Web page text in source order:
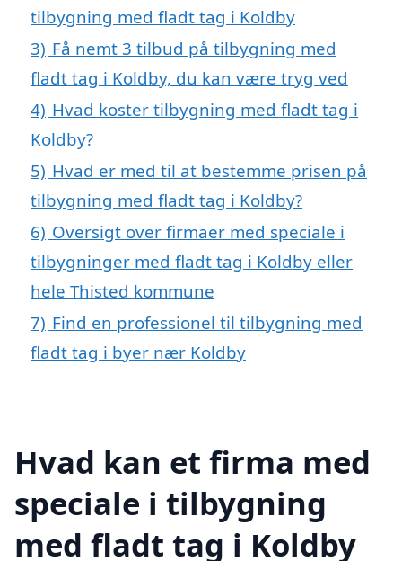
tilbygning med fladt tag i Koldby
3) Få nemt 3 tilbud på tilbygning med
fladt tag i Koldby, du kan være tryg ved
4) Hvad koster tilbygning med fladt tag i
Koldby?
5) Hvad er med til at bestemme prisen på
tilbygning med fladt tag i Koldby?
6) Oversigt over firmaer med speciale i
tilbygninger med fladt tag i Koldby eller
hele Thisted kommune
7) Find en professionel til tilbygning med
fladt tag i byer nær Koldby
Hvad kan et firma med
speciale i tilbygning
med fladt tag i Koldby